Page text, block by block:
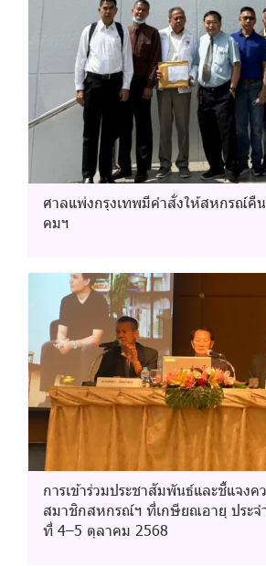
ศาลแพ่งกรุงเทพมีคำสั่งให้สหกรณ์คื
คมฯ
การเข้าร่วมประชาสัมพันธ์และชี้แจง
สมาชิกสหกรณ์ฯ ที่เกษียณอายุ ประจ
ที่ 4–5 ตุลาคม 2568